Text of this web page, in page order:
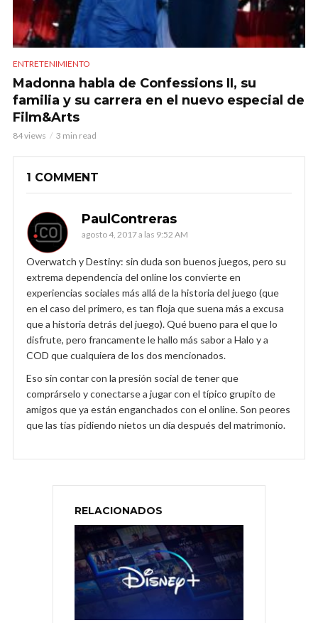
ENTRETENIMIENTO
Madonna habla de Confessions II, su
familia y su carrera en el nuevo especial de
Film&Arts
84 views 3 min read
1 COMMENT
PaulContreras
agosto 4, 2017 a las 9:52 AM
Overwatch y Destiny: sin duda son buenos juegos, pero su
extrema dependencia del online los convierte en
experiencias sociales más allá de la historia del juego (que
en el caso del primero, es tan floja que suena más a excusa
que a historia detrás del juego). Qué bueno para el que lo
disfrute, pero francamente le hallo más sabor a Halo y a
COD que cualquiera de los dos mencionados.
Eso sin contar con la presión social de tener que
comprárselo y conectarse a jugar con el típico grupito de
amigos que ya están enganchados con el online. Son peores
que las tías pidiendo nietos un día después del matrimonio.
RELACIONADOS